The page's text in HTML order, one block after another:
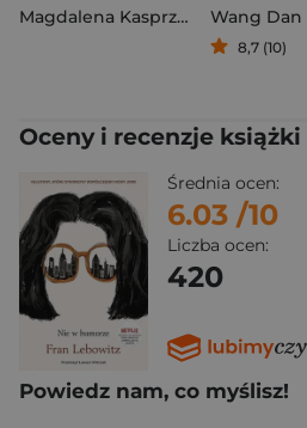
Magdalena Kasprzyk-Chevriaux
Wang Dan
8,7 (10)
Oceny i recenzje książki
Średnia ocen:
6.03 /10
Liczba ocen:
420
Powiedz nam, co myślisz!